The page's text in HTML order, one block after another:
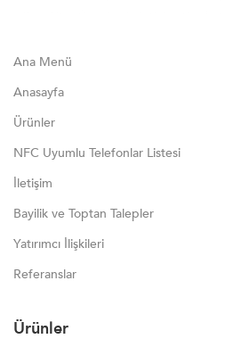
Ana Menü
Anasayfa
Ürünler
NFC Uyumlu Telefonlar Listesi
İletişim
Bayilik ve Toptan Talepler
Yatırımcı İlişkileri
Referanslar
Ürünler